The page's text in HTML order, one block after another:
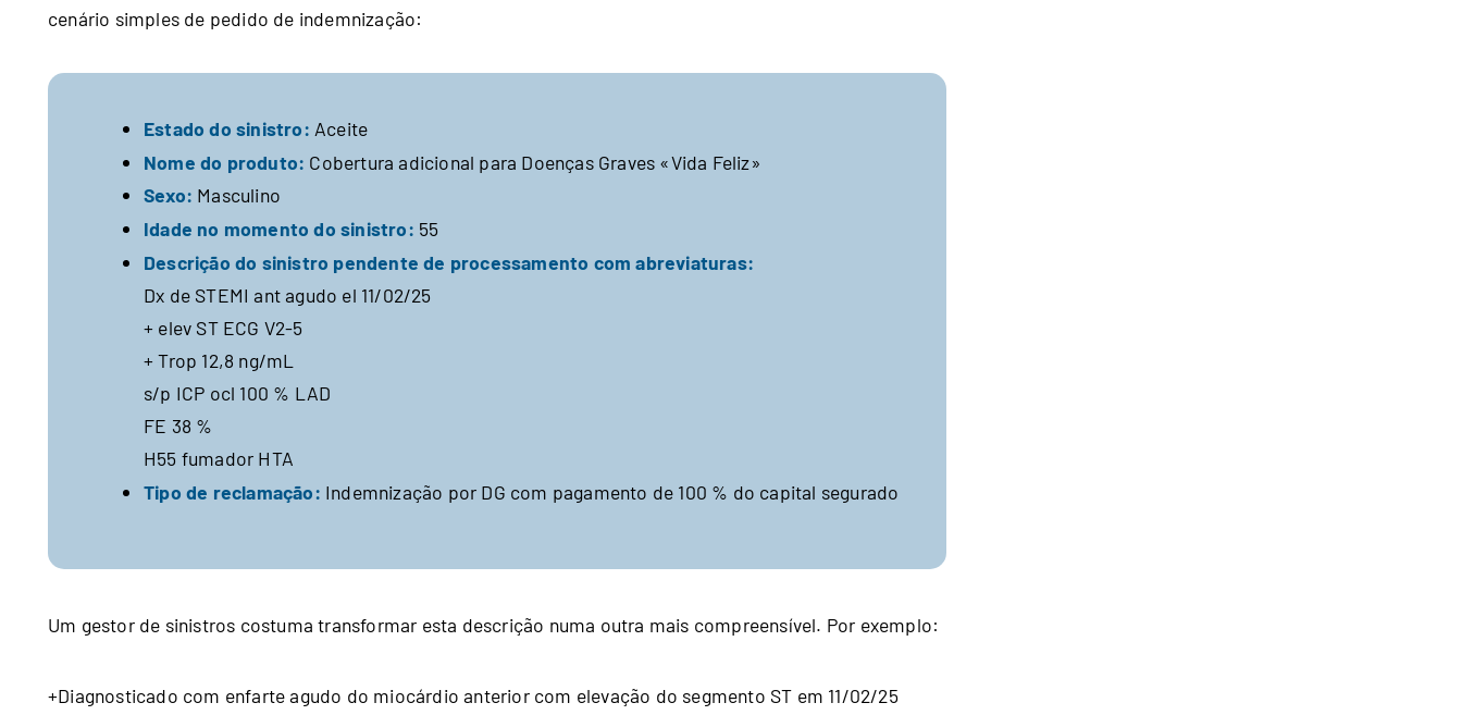
cenário simples de pedido de indemnização:
Estado do sinistro: Aceite
Nome do produto: Cobertura adicional para Doenças Graves «Vida Feliz»
Sexo: Masculino
Idade no momento do sinistro: 55
Descrição do sinistro pendente de processamento com abreviaturas:
Dx de STEMI ant agudo el 11/02/25
+ elev ST ECG V2‑5
+ Trop 12,8 ng/mL
s/p ICP ocl 100 % LAD
FE 38 %
H55 fumador HTA
Tipo de reclamação: Indemnização por DG com pagamento de 100 % do capital segurado
Um gestor de sinistros costuma transformar esta descrição numa outra mais compreensível. Por exemplo:
+Diagnosticado com enfarte agudo do miocárdio anterior com elevação do segmento ST em 11/02/25